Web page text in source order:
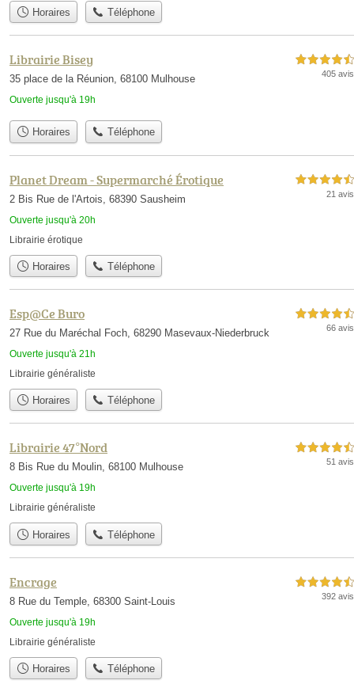
Horaires Téléphone
Librairie Bisey
35 place de la Réunion, 68100 Mulhouse
Ouverte jusqu'à 19h
4,5 étoiles sur 5
405 avis
Horaires Téléphone
Planet Dream - Supermarché Érotique
2 Bis Rue de l'Artois, 68390 Sausheim
Ouverte jusqu'à 20h
4,5 étoiles sur 5
21 avis
Librairie érotique
Horaires Téléphone
Esp@Ce Buro
27 Rue du Maréchal Foch, 68290 Masevaux-Niederbruck
Ouverte jusqu'à 21h
4,5 étoiles sur 5
66 avis
Librairie généraliste
Horaires Téléphone
Librairie 47°Nord
8 Bis Rue du Moulin, 68100 Mulhouse
Ouverte jusqu'à 19h
4,5 étoiles sur 5
51 avis
Librairie généraliste
Horaires Téléphone
Encrage
8 Rue du Temple, 68300 Saint-Louis
Ouverte jusqu'à 19h
4,5 étoiles sur 5
392 avis
Librairie généraliste
Horaires Téléphone